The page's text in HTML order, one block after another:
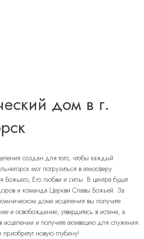
дом в г.
создан для того, чтобы каждый
мог погрузиться в атмосферу
Божьего, Его любви и силы. В центре будет
и команда Церкви Славы Божьей. За
доме исцеления вы получите
и освобождение, утвердитесь в истине, а
исцелении и получите активацию для служения.
новую глубину!